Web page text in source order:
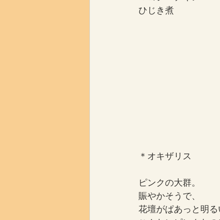
ひじき煮
＊オキザリス
ピンクの大群。
賑やかそうで、
花壇がぱあっと明